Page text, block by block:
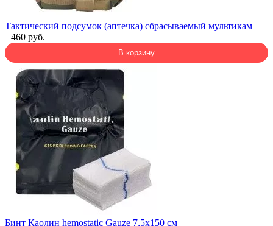
Тактический подсумок (аптечка) сбрасываемый мультикам
460 руб.
В корзину
Бинт Каолин hemostatic Gauze 7,5x150 см